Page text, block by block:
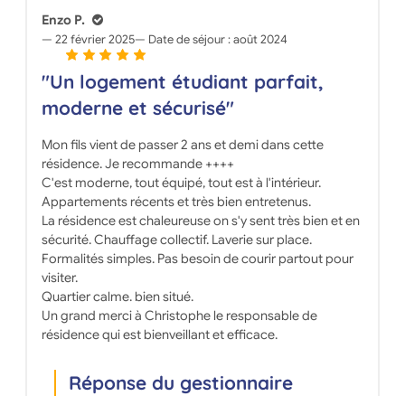
Enzo P.
22 février 2025 Date de séjour :août 2024
"Un logement étudiant parfait,
moderne et sécurisé"
Mon fils vient de passer 2 ans et demi dans cette
résidence. Je recommande ++++
C'est moderne, tout équipé, tout est à l'intérieur.
Appartements récents et très bien entretenus.
La résidence est chaleureuse on s'y sent très bien et en
sécurité. Chauffage collectif. Laverie sur place.
Formalités simples. Pas besoin de courir partout pour
visiter.
Quartier calme. bien situé.
Un grand merci à Christophe le responsable de
résidence qui est bienveillant et efficace.
Réponse du gestionnaire